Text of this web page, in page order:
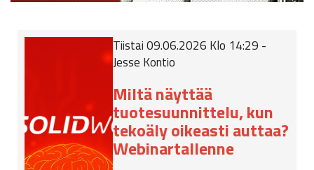
Tiistai 09.06.2026 Klo 14:29 -
Jesse Kontio
Miltä näyttää
tuotesuunnittelu, kun
tekoäly oikeasti auttaa?
Webinartallenne